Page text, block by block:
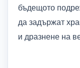
бъдещото
да задържат
и дразнене на